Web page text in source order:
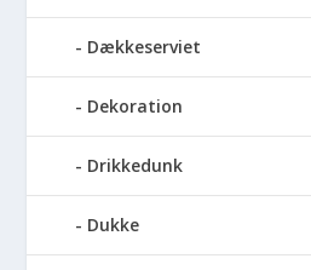
Dækkeserviet
Dekoration
Drikkedunk
Dukke